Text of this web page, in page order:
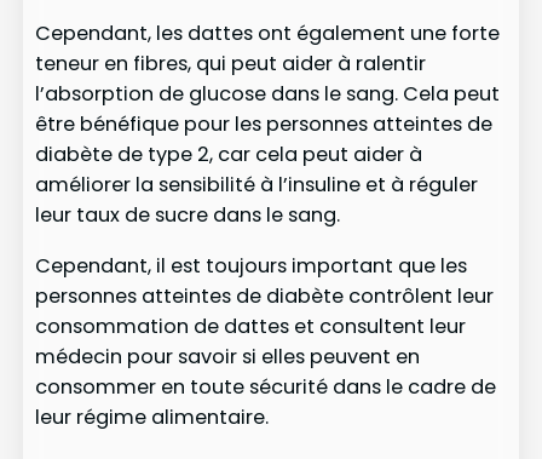
Cependant, les dattes ont également une forte
teneur en fibres, qui peut aider à ralentir
l’absorption de glucose dans le sang. Cela peut
être bénéfique pour les personnes atteintes de
diabète de type 2, car cela peut aider à
améliorer la sensibilité à l’insuline et à réguler
leur taux de sucre dans le sang.
Cependant, il est toujours important que les
personnes atteintes de diabète contrôlent leur
consommation de dattes et consultent leur
médecin pour savoir si elles peuvent en
consommer en toute sécurité dans le cadre de
leur régime alimentaire.